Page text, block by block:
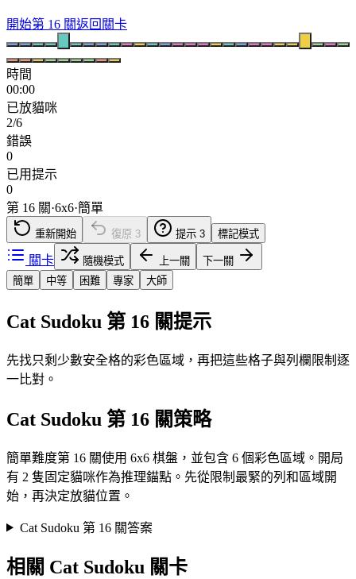
開始第 16 關返回關卡
時間
00:00
已放貓咪
2/6
錯誤
0
已用提示
0
第 16 關·6x6·簡單
重新開始 復原 3 提示 3 標記模式
關卡 隨機模式 上一關
下一關
簡單
中等 困難 專家 大師
Cat Sudoku 第 16 關提示
先找只剩少數安全格的彩色區域，再把這些格子與列欄限制逐
一比對。
Cat Sudoku 第 16 關策略
簡單難度第 16 關使用 6x6 棋盤，並包含 6 個彩色區域。開局
有 2 隻固定貓咪作為推理錨點。先從限制最緊的列和區域開
始，再決定放貓位置。
Cat Sudoku 第 16 關答案
相關 Cat Sudoku 關卡